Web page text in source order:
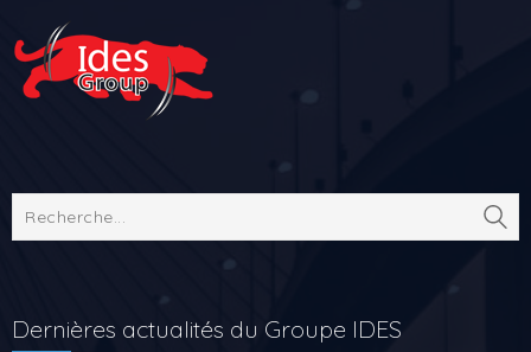
Dernières actualités du Groupe IDES